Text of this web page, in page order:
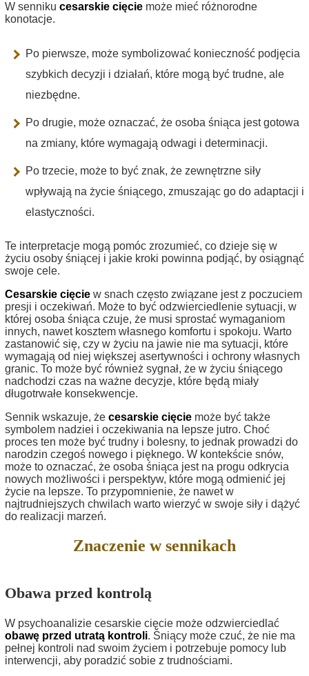
W senniku cesarskie cięcie może mieć różnorodne
konotacje.
Po pierwsze, może symbolizować konieczność podjęcia
szybkich decyzji i działań, które mogą być trudne, ale
niezbędne.
Po drugie, może oznaczać, że osoba śniąca jest gotowa
na zmiany, które wymagają odwagi i determinacji.
Po trzecie, może to być znak, że zewnętrzne siły
wpływają na życie śniącego, zmuszając go do adaptacji i
elastyczności.
Te interpretacje mogą pomóc zrozumieć, co dzieje się w
życiu osoby śniącej i jakie kroki powinna podjąć, by osiągnąć
swoje cele.
Cesarskie cięcie w snach często związane jest z poczuciem
presji i oczekiwań. Może to być odzwierciedlenie sytuacji, w
której osoba śniąca czuje, że musi sprostać wymaganiom
innych, nawet kosztem własnego komfortu i spokoju. Warto
zastanowić się, czy w życiu na jawie nie ma sytuacji, które
wymagają od niej większej asertywności i ochrony własnych
granic. To może być również sygnał, że w życiu śniącego
nadchodzi czas na ważne decyzje, które będą miały
długotrwałe konsekwencje.
Sennik wskazuje, że cesarskie cięcie może być także
symbolem nadziei i oczekiwania na lepsze jutro. Choć
proces ten może być trudny i bolesny, to jednak prowadzi do
narodzin czegoś nowego i pięknego. W kontekście snów,
może to oznaczać, że osoba śniąca jest na progu odkrycia
nowych możliwości i perspektyw, które mogą odmienić jej
życie na lepsze. To przypomnienie, że nawet w
najtrudniejszych chwilach warto wierzyć w swoje siły i dążyć
do realizacji marzeń.
Znaczenie w sennikach
Obawa przed kontrolą
W psychoanalizie cesarskie cięcie może odzwierciedlać
obawę przed utratą kontroli. Śniący może czuć, że nie ma
pełnej kontroli nad swoim życiem i potrzebuje pomocy lub
interwencji, aby poradzić sobie z trudnościami.